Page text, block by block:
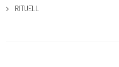
RITUELL